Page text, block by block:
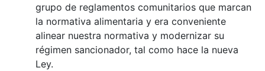
grupo de reglamentos comunitarios que marcan
la normativa alimentaria y era conveniente
alinear nuestra normativa y modernizar su
régimen sancionador, tal como hace la nueva
Ley.